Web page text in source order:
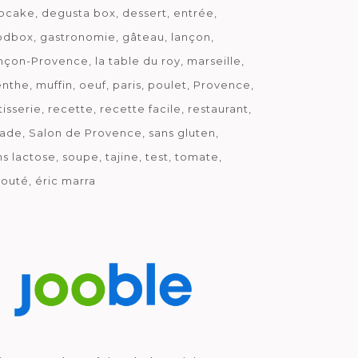
degusta box dessert
entrée
gastronomie gâteau
lançon
Provence
la table du roy
marseille
muffin oeuf paris poulet
Provence
recette recette facile
restaurant
Salon de Provence
sans gluten
lactose
soupe tajine test
tomate
éric marra